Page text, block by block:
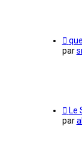
par
Le
par